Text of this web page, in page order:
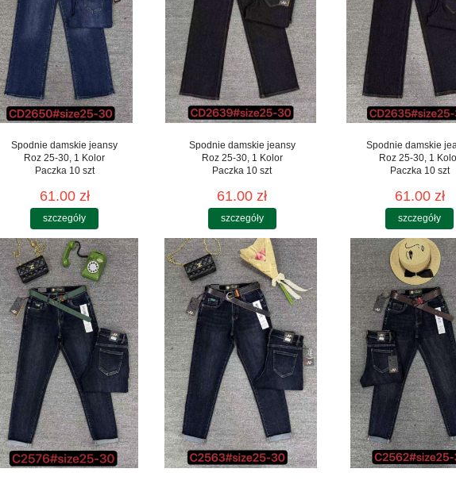
Spodnie damskie jeansy
Roz 25-30, 1 Kolor
Paczka 10 szt
61.00 zł
szczegóły
Spodnie damskie jeansy
Roz 25-30, 1 Kolor
Paczka 10 szt
61.00 zł
szczegóły
Spodnie damskie
Roz 25-30, 1
Paczka 10 szt
61.00 zł
szczegóły